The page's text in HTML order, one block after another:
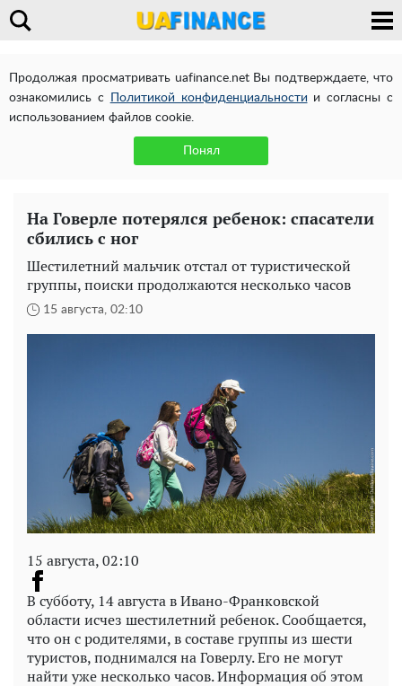
Продолжая просматривать uafinance.net Вы подтверждаете, что
ознакомились с
Политикой конфиденциальности и согласны с
использованием файлов cookie.
Понял
На Говерле потерялся ребенок: спасатели
сбились с ног
Шестилетний мальчик отстал от туристической
группы, поиски продолжаются несколько часов
15 августа, 02:10
15 августа, 02:10
В субботу, 14 августа в Ивано-Франковской
области исчез шестилетний ребенок. Сообщается,
что он с родителями, в составе группы из шести
туристов, поднимался на Говерлу. Его не могут
найти уже несколько часов. Информация об этом